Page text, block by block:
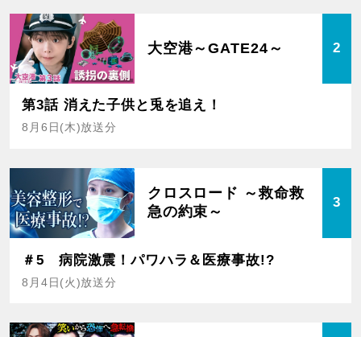
大空港～GATE24～ 2
第3話 消えた子供と兎を追え！
8月6日(木)放送分
クロスロード ～救命救
急の約束～
3
＃5 病院激震！パワハラ＆医療事故!?
8月4日(火)放送分